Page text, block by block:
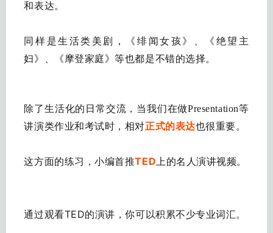
和表达。
同样是生活类美剧，《绯闻女孩》、《绝望主
妇》、《摩登家庭》等也都是不错的选择。
除了生活化的日常交流，当我们在做Presentation等
讲演类作业和考试时，相对正式的表达也很重要。
这方面的练习，小编首推TED上的名人演讲视频。
通过观看TED的演讲，你可以积累不少专业词汇。